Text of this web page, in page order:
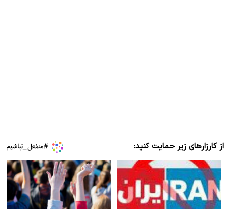
از کارزارهای زیر حمایت کنید: